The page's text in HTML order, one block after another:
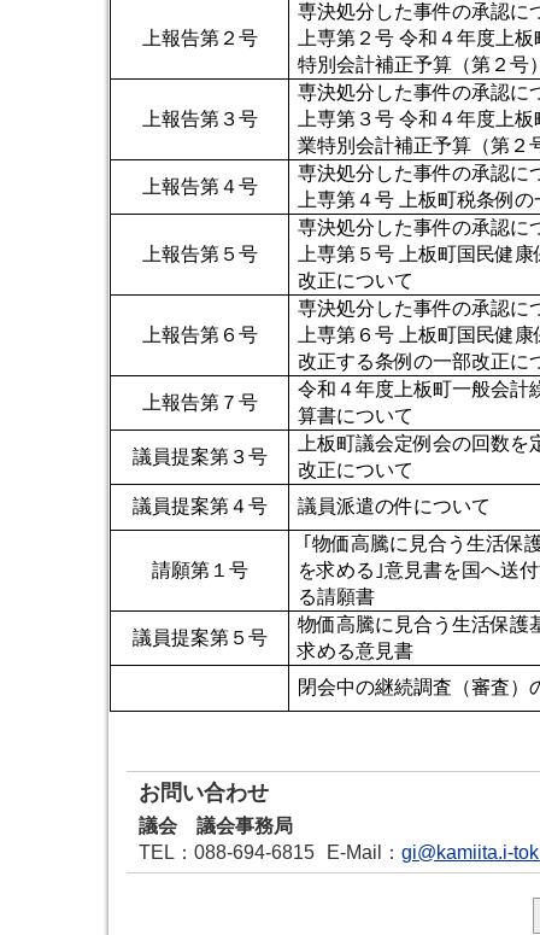
上報告第２号
専決処分した事件の承認に
上専第２号 令和４年度上
特別会計補正予算（第２号
上報告第３号
専決処分した事件の承認に
上専第３号 令和４年度上
業特別会計補正予算（第２
上報告第４号
専決処分した事件の承認に
上専第４号 上板町税条例
上報告第５号
専決処分した事件の承認に
上専第５号 上板町国民健
改正について
上報告第６号
専決処分した事件の承認に
上専第６号 上板町国民健
改正する条例の一部改正に
上報告第７号
令和４年度上板町一般会計
算書について
議員提案第３号
上板町議会定例会の回数を
改正について
議員提案第４号
議員派遣の件について
請願第１号
｢物価高騰に見合う生活保
を求める｣意見書を国へ送
る請願書
議員提案第５号
物価高騰に見合う生活保護
求める意見書
閉会中の継続調査（審査）
お問い合わせ
議会 議会事務局
TEL ：088-694-6815 E-Mail ： gi@kamiita.i-